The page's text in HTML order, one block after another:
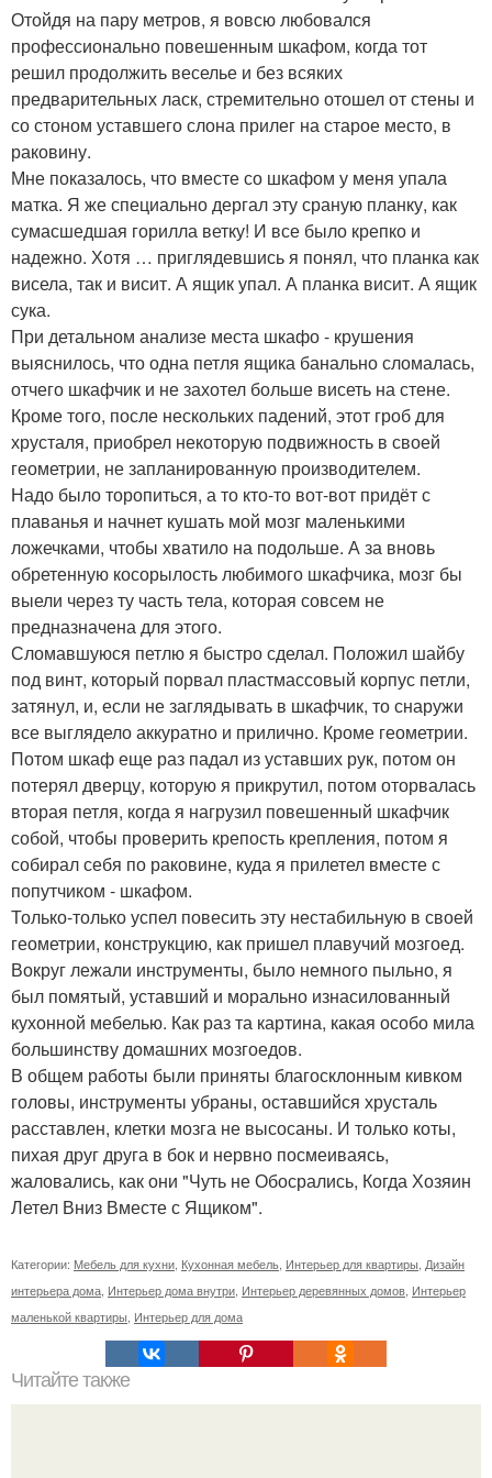
Отойдя на пару метров, я вовсю любовался
профессионально повешенным шкафом, когда тот
решил продолжить веселье и без всяких
предварительных ласк, стремительно отошел от стены и
со стоном уставшего слона прилег на старое место, в
раковину.
Мне показалось, что вместе со шкафом у меня упала
матка. Я же специально дергал эту сраную планку, как
сумасшедшая горилла ветку! И все было крепко и
надежно. Хотя … приглядевшись я понял, что планка как
висела, так и висит. А ящик упал. А планка висит. А ящик
сука.
При детальном анализе места шкафо - крушения
выяснилось, что одна петля ящика банально сломалась,
отчего шкафчик и не захотел больше висеть на стене.
Кроме того, после нескольких падений, этот гроб для
хрусталя, приобрел некоторую подвижность в своей
геометрии, не запланированную производителем.
Надо было торопиться, а то кто-то вот-вот придёт с
плаванья и начнет кушать мой мозг маленькими
ложечками, чтобы хватило на подольше. А за вновь
обретенную косорылость любимого шкафчика, мозг бы
выели через ту часть тела, которая совсем не
предназначена для этого.
Сломавшуюся петлю я быстро сделал. Положил шайбу
под винт, который порвал пластмассовый корпус петли,
затянул, и, если не заглядывать в шкафчик, то снаружи
все выглядело аккуратно и прилично. Кроме геометрии.
Потом шкаф еще раз падал из уставших рук, потом он
потерял дверцу, которую я прикрутил, потом оторвалась
вторая петля, когда я нагрузил повешенный шкафчик
собой, чтобы проверить крепость крепления, потом я
собирал себя по раковине, куда я прилетел вместе с
попутчиком - шкафом.
Только-только успел повесить эту нестабильную в своей
геометрии, конструкцию, как пришел плавучий мозгоед.
Вокруг лежали инструменты, было немного пыльно, я
был помятый, уставший и морально изнасилованный
кухонной мебелью. Как раз та картина, какая особо мила
большинству домашних мозгоедов.
В общем работы были приняты благосклонным кивком
головы, инструменты убраны, оставшийся хрусталь
расставлен, клетки мозга не высосаны. И только коты,
пихая друг друга в бок и нервно посмеиваясь,
жаловались, как они "Чуть не Обосрались, Когда Хозяин
Летел Вниз Вместе с Ящиком".
Категории: Мебель для кухни, Кухонная мебель, Интерьер для квартиры, Дизайн
интерьера дома, Интерьер дома внутри, Интерьер деревянных домов, Интерьер
маленькой квартиры, Интерьер для дома
Читайте также